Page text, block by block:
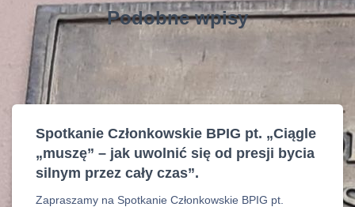
Podobne wpisy
Spotkanie Członkowskie BPIG pt. „Ciągle
„muszę” – jak uwolnić się od presji bycia
silnym przez cały czas”.
Zapraszamy na Spotkanie Członkowskie BPIG pt.